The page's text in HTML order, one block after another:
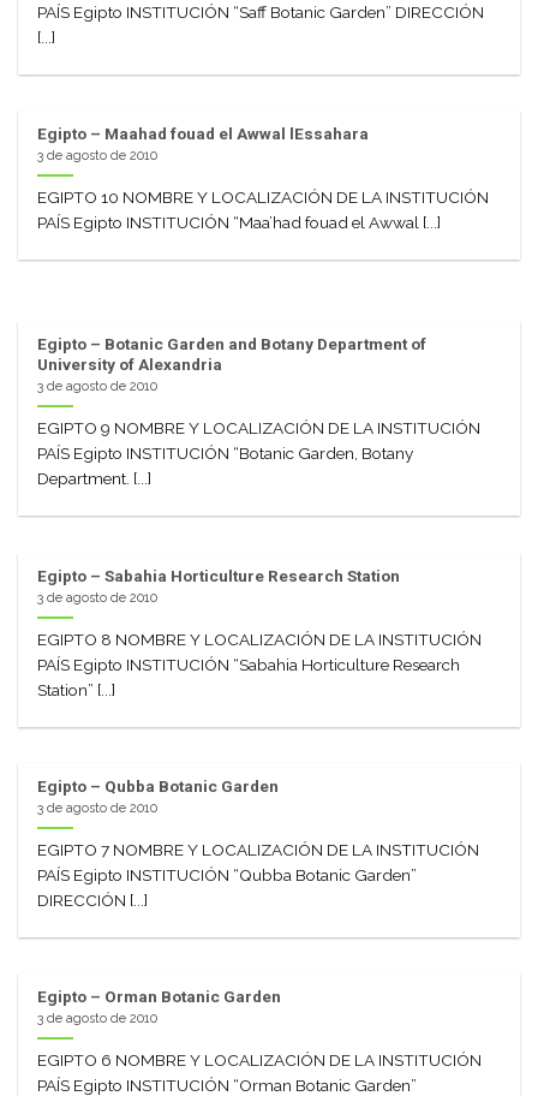
PAÍS Egipto INSTITUCIÓN “Saff Botanic Garden” DIRECCIÓN
[...]
Egipto – Maahad fouad el Awwal lEssahara
3 de agosto de 2010
EGIPTO 10 NOMBRE Y LOCALIZACIÓN DE LA INSTITUCIÓN
PAÍS Egipto INSTITUCIÓN “Maa’had fouad el Awwal [...]
Egipto – Botanic Garden and Botany Department of
University of Alexandria
3 de agosto de 2010
EGIPTO 9 NOMBRE Y LOCALIZACIÓN DE LA INSTITUCIÓN
PAÍS Egipto INSTITUCIÓN “Botanic Garden, Botany
Department. [...]
Egipto – Sabahia Horticulture Research Station
3 de agosto de 2010
EGIPTO 8 NOMBRE Y LOCALIZACIÓN DE LA INSTITUCIÓN
PAÍS Egipto INSTITUCIÓN “Sabahia Horticulture Research
Station” [...]
Egipto – Qubba Botanic Garden
3 de agosto de 2010
EGIPTO 7 NOMBRE Y LOCALIZACIÓN DE LA INSTITUCIÓN
PAÍS Egipto INSTITUCIÓN “Qubba Botanic Garden”
DIRECCIÓN [...]
Egipto – Orman Botanic Garden
3 de agosto de 2010
EGIPTO 6 NOMBRE Y LOCALIZACIÓN DE LA INSTITUCIÓN
PAÍS Egipto INSTITUCIÓN “Orman Botanic Garden”